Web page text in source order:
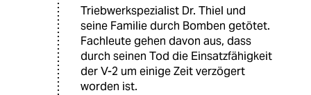
Triebwerkspezialist Dr. Thiel und
seine Familie durch Bomben getötet.
Fachleute gehen davon aus, dass
durch seinen Tod die Einsatzfähigkeit
der V-2 um einige Zeit verzögert
worden ist.